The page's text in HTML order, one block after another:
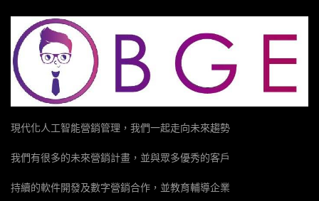
現代化人工智能營銷管理，我們一起走向未來趨勢
我們有很多的未來營銷計畫，並與眾多優秀的客戶
持續的軟件開發及數字營銷合作，並教育輔導企業